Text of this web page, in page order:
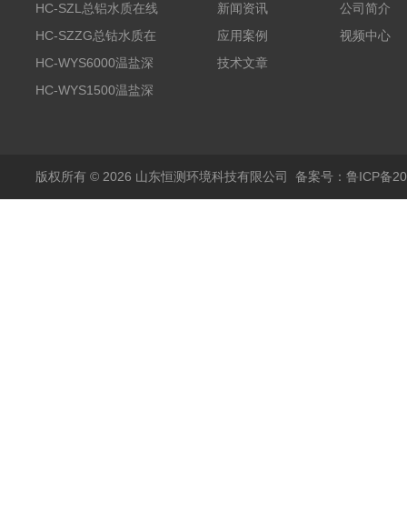
HC-SZL总铝水质在线
分析仪
HC-SZZG总钴水质在
线分析仪
HC-WYS6000温盐深
分析仪
HC-WYS1500温盐深
新闻资讯
应用案例
技术文章
公司简介
视频中心
版权所有 © 2026 山东恒测环境科技有限公司 备案号：鲁ICP备